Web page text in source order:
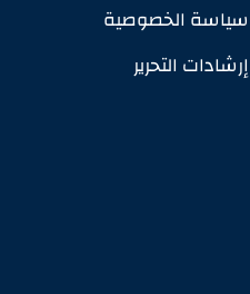
سياسة الخصوصية
إرشادات التحرير